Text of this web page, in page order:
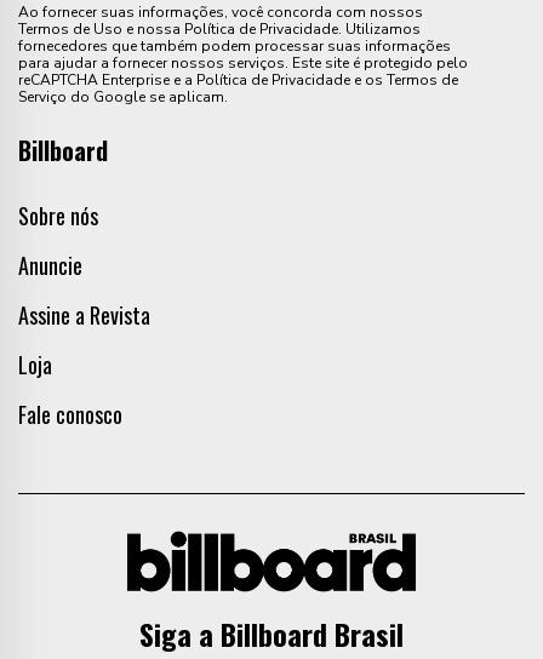
Ao fornecer suas informações, você concorda com nossos
Termos de Uso e nossa Política de Privacidade. Utilizamos
fornecedores que também podem processar suas informações
para ajudar a fornecer nossos serviços. Este site é protegido pelo
reCAPTCHA Enterprise e a Política de Privacidade e os Termos de
Serviço do Google se aplicam.
Billboard
Sobre nós
Anuncie
Assine a Revista
Loja
Fale conosco
Siga a Billboard Brasil